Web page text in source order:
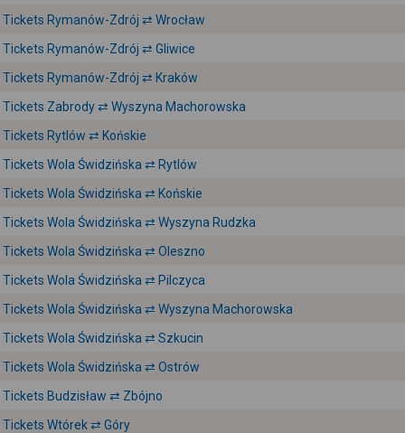
Tickets Rymanów-Zdrój ⇄ Wrocław
Tickets Rymanów-Zdrój ⇄ Gliwice
Tickets Rymanów-Zdrój ⇄ Kraków
Tickets Zabrody ⇄ Wyszyna Machorowska
Tickets Rytlów ⇄ Końskie
Tickets Wola Świdzińska ⇄ Rytlów
Tickets Wola Świdzińska ⇄ Końskie
Tickets Wola Świdzińska ⇄ Wyszyna Rudzka
Tickets Wola Świdzińska ⇄ Oleszno
Tickets Wola Świdzińska ⇄ Pilczyca
Tickets Wola Świdzińska ⇄ Wyszyna Machorowska
Tickets Wola Świdzińska ⇄ Szkucin
Tickets Wola Świdzińska ⇄ Ostrów
Tickets Budzisław ⇄ Zbójno
Tickets Wtórek ⇄ Góry